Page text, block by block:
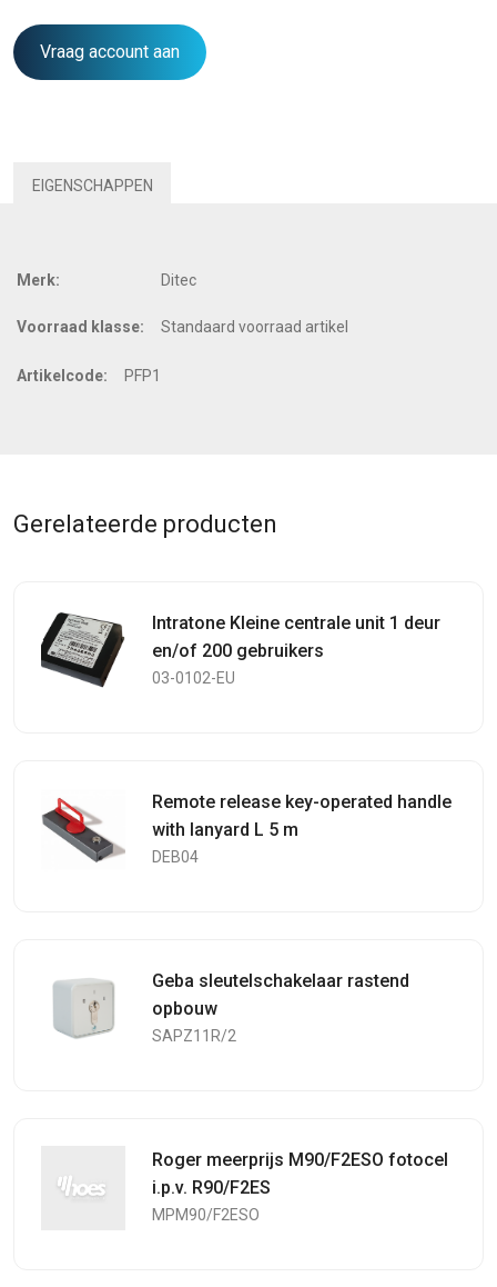
Vraag account aan
EIGENSCHAPPEN
Merk: Ditec
Voorraad klasse: Standaard voorraad artikel
Artikelcode: PFP1
Gerelateerde producten
Intratone Kleine centrale unit 1 deur
en/of 200 gebruikers
03-0102-EU
Remote release key-operated handle
with lanyard L 5 m
DEB04
Geba sleutelschakelaar rastend
opbouw
SAPZ11R/2
Roger meerprijs M90/F2ESO fotocel
i.p.v. R90/F2ES
MPM90/F2ESO